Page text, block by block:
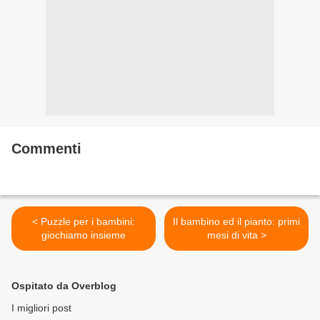
Commenti
< Puzzle per i bambini:
giochiamo insieme
Il bambino ed il pianto: primi
mesi di vita >
Ospitato da Overblog
I migliori post